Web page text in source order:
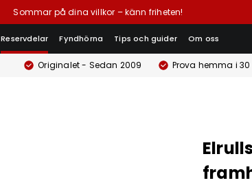
Sommar på dina villkor – känn friheten!
Reservdelar Fyndhörna Tips och guider Om oss
Originalet - Sedan 2009 Prova hemma i